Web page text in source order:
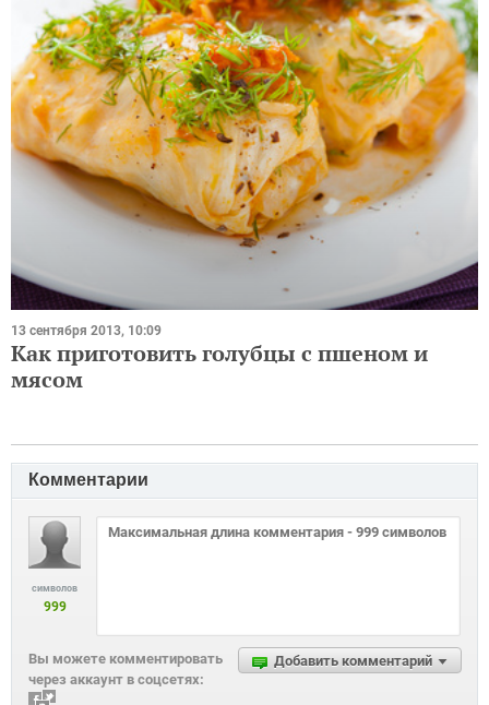
13 сентября 2013, 10:09
Как приготовить голубцы с пшеном и
мясом
Комментарии
символов
999
Добавить комментарий
Вы можете комментировать
через аккаунт в соцсетях: